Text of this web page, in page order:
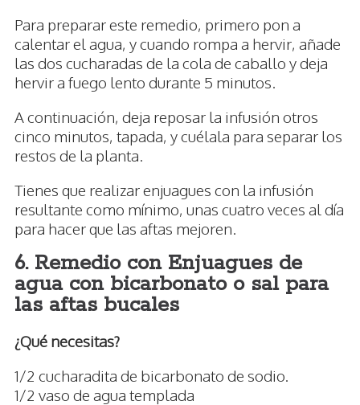
Para preparar este remedio, primero pon a
calentar el agua, y cuando rompa a hervir, añade
las dos cucharadas de la cola de caballo y deja
hervir a fuego lento durante 5 minutos.
A continuación, deja reposar la infusión otros
cinco minutos, tapada, y cuélala para separar los
restos de la planta.
Tienes que realizar enjuagues con la infusión
resultante como mínimo, unas cuatro veces al día
para hacer que las aftas mejoren.
6. Remedio con Enjuagues de
agua con bicarbonato o sal para
las aftas bucales
¿Qué necesitas?
1/2 cucharadita de bicarbonato de sodio.
1/2 vaso de agua templada